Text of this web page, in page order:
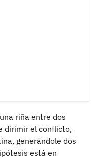
riña entre dos
dirimir el conflicto,
generándole dos
está en